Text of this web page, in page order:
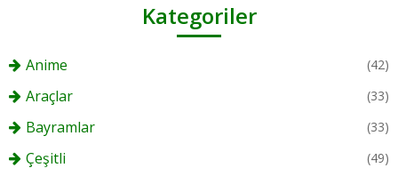
Kategoriler
Anime (42)
Araçlar (33)
Bayramlar (33)
Çeşitli (49)